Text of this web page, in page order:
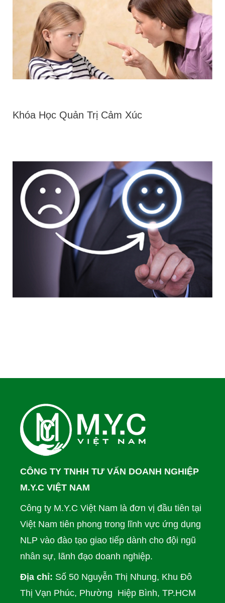
Khóa Học Quản Trị Cảm Xúc
CÔNG TY TNHH TƯ VẤN DOANH NGHIỆP
M.Y.C VIỆT NAM
Công ty M.Y.C Việt Nam là đơn vị đầu tiên tại
Việt Nam tiên phong trong lĩnh vực ứng dụng
NLP vào đào tạo giao tiếp dành cho đội ngũ
nhân sự, lãnh đạo doanh nghiệp.
Địa chỉ: Số 50 Nguyễn Thị Nhung, Khu Đô
Thị Vạn Phúc, Phường Hiệp Bình, TP.HCM